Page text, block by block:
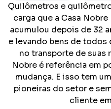
Quilômetros e
carga que a Casa
acumulou depois de 32
e levando bens de todos
no transporte de suas
Nobre é referência em
mudança. E isso tem
pioneiras do setor e
cliente